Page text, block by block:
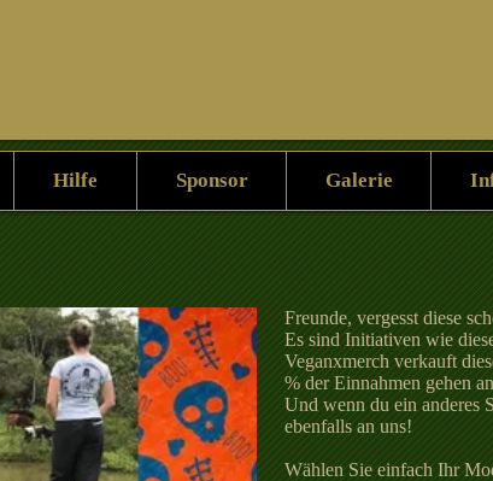
Hilf uns
Hilfe Sponsor Galerie
Freunde, vergesst diese
Es sind Initiativen wie
Veganxmerch verkauft
% der Einnahmen gehen
Und wenn du ein anderes
ebenfalls an uns!
Wählen Sie einfach Ihr